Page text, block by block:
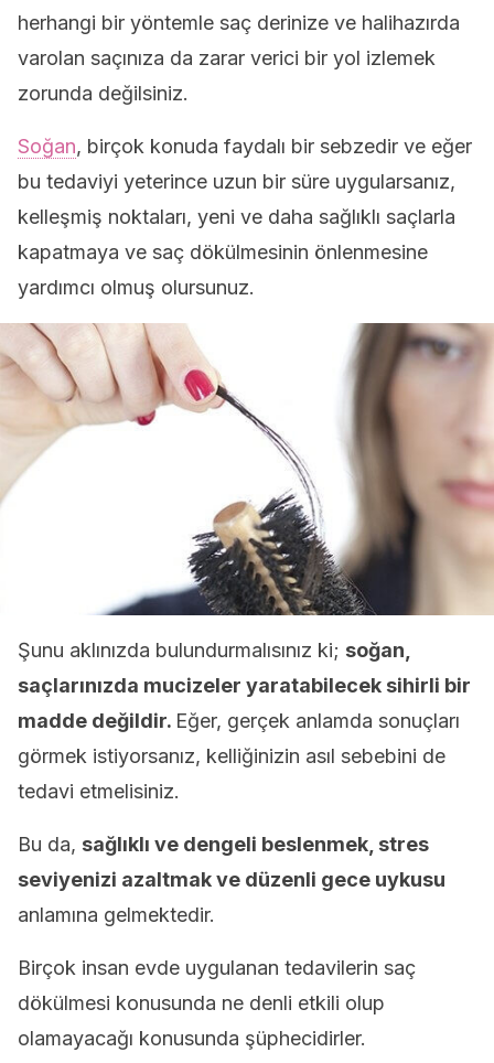
herhangi bir yöntemle saç derinize ve halihazırda
varolan saçınıza da zarar verici bir yol izlemek
zorunda değilsiniz.
Soğan, birçok konuda faydalı bir sebzedir ve eğer
bu tedaviyi yeterince uzun bir süre uygularsanız,
kelleşmiş noktaları, yeni ve daha sağlıklı saçlarla
kapatmaya ve saç dökülmesinin önlenmesine
yardımcı olmuş olursunuz.
Şunu aklınızda bulundurmalısınız ki; soğan,
saçlarınızda mucizeler yaratabilecek sihirli bir
madde değildir. Eğer, gerçek anlamda sonuçları
görmek istiyorsanız, kelliğinizin asıl sebebini de
tedavi etmelisiniz.
Bu da, sağlıklı ve dengeli beslenmek, stres
seviyenizi azaltmak ve düzenli gece uykusu
anlamına gelmektedir.
Birçok insan evde uygulanan tedavilerin saç
dökülmesi konusunda ne denli etkili olup
olamayacağı konusunda şüphecidirler.